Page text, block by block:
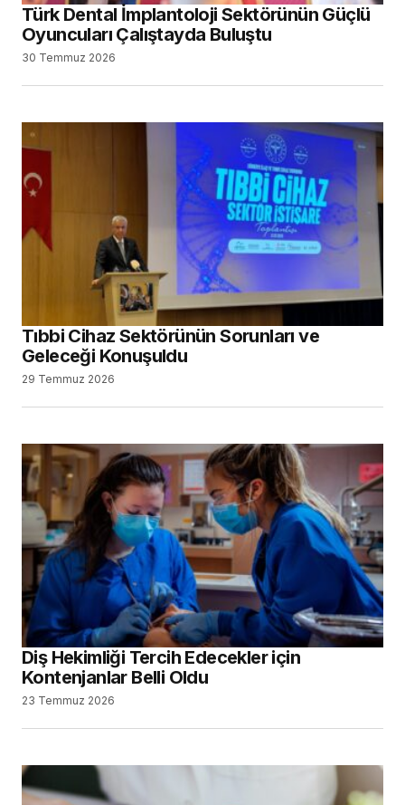
Türk Dental İmplantoloji Sektörünün Güçlü
Oyuncuları Çalıştayda Buluştu
30 Temmuz 2026
Tıbbi Cihaz Sektörünün Sorunları ve
Geleceği Konuşuldu
29 Temmuz 2026
Diş Hekimliği Tercih Edecekler için
Kontenjanlar Belli Oldu
23 Temmuz 2026